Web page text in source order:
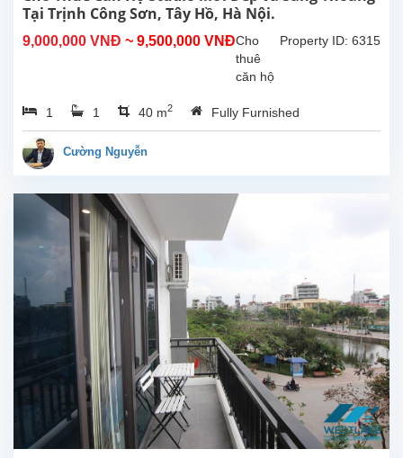
phòng
lớn
khu...
Tại Trịnh Công Sơn, Tây Hồ, Hà Nội.
9,000,000 VNĐ ~ 9,500,000 VNĐ Property ID: 6315
Cho
thuê
căn hộ
mới và
sáng
Công
Diện
tích
sinh
hoạt
40m²,
nội thất
cao
cấp,
nhiều
1 1 40 m2 Fully Furnished
Cường Nguyễn